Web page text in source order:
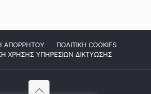
ΑΠΟΡΡΗΤΟΥ
ΠΟΛΙΤΙΚΗ COOKIES
ΧΡΗΣΗΣ ΥΠΗΡΕΣΙΩΝ ΔΙΚΤΥΩΣΗΣ